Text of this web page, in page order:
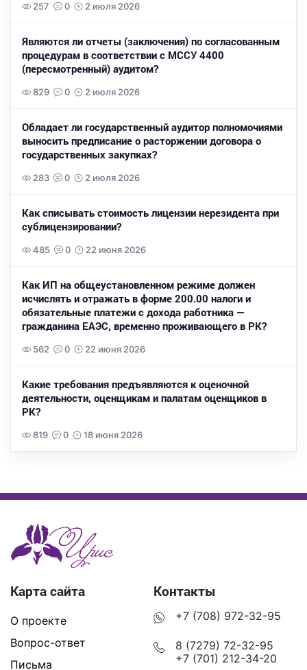
257 0 2 июля 2026
Являются ли отчеты (заключения) по согласованным
процедурам в соответствии с МССУ 4400
(пересмотренный) аудитом?
829 0 2 июля 2026
Обладает ли государственный аудитор полномочиями
выносить предписание о расторжении договора о
государственных закупках?
283 0 2 июля 2026
Как списывать стоимость лицензии нерезидента при
сублицензировании?
485 0 22 июня 2026
Как ИП на общеустановленном режиме должен
исчислять и отражать в форме 200.00 налоги и
обязательные платежи с дохода работника —
гражданина ЕАЭС, временно проживающего в РК?
562 0 22 июня 2026
Какие требования предъявляются к оценочной
деятельности, оценщикам и палатам оценщиков в
РК?
819 0 18 июня 2026
Карта сайта
О проекте
Вопрос-ответ
Письма
Контакты
+7 (708) 972-32-95
8 (7279) 72-32-95
+7 (701) 212-34-20